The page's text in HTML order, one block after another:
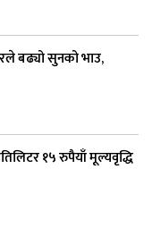
बढ्यो सुनको भाउ,
१५ रुपैयाँ मूल्यवृद्धि